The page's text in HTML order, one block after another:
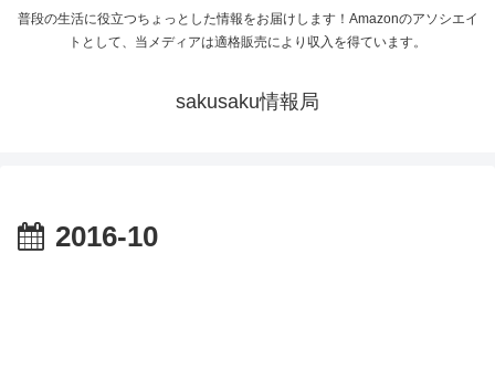
普段の生活に役立つちょっとした情報をお届けします！Amazonのアソシエイ
トとして、当メディアは適格販売により収入を得ています。
sakusaku情報局
2016-10